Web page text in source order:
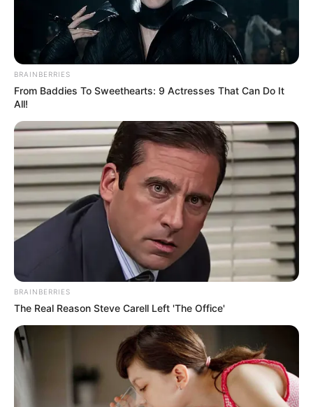
BRAINBERRIES
From Baddies To Sweethearts: 9 Actresses That Can Do It
All!
BRAINBERRIES
The Real Reason Steve Carell Left 'The Office'